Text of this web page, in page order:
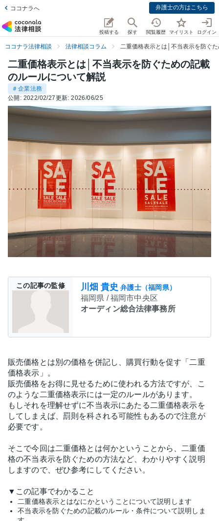
ココナラへ 弁護士の方はこちら
投稿する 探す 閲覧履歴 マイリスト ログイン
ココナラ法律相談 法律相談コラム 二重価格表示とは│不当表示を防ぐ
二重価格表示とは│不当表示を防ぐための記載
のルールについて解説
＃企業法務
公開: 2022/02/27更新:2026/06/25
この記事の監修 川畑 貴史 弁護士（福岡県）
福岡県 / 福岡市中央区
オーディン総合法律事務所
販売価格とは別の価格を併記し、購買行動を促す「二重
価格表示」。
販売価格をお得に見せるために使われる方法ですが、こ
のような二重価格表示には一定のルールがあります。
もしそれを理解せずに不当表示にあたる二重価格表示を
してしまえば、罰則を科される可能性もあるので注意が
必要です。
そこで今回は二重価格とは何かということから、二重価
格の不当表示を防ぐための方法など、わかりやすく説明
しますので、ぜひ参考にしてください。
▼この記事でわかること
二重価格表示とはなにかということについて説明します
不当表示を防ぐための記載のルール・条件について説明しま